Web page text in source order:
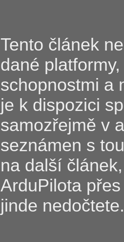
Tento článek
dané
schopnostmi a
je k dispozici
samozřejmě v
seznámen s
na další
ArduPilota
jinde nedočtete.